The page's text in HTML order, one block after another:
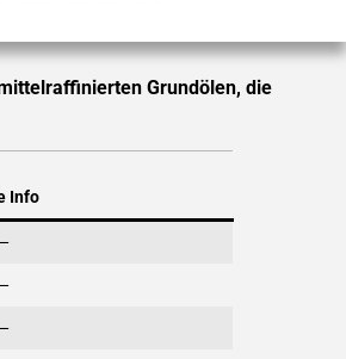
Grundölen, die
Info